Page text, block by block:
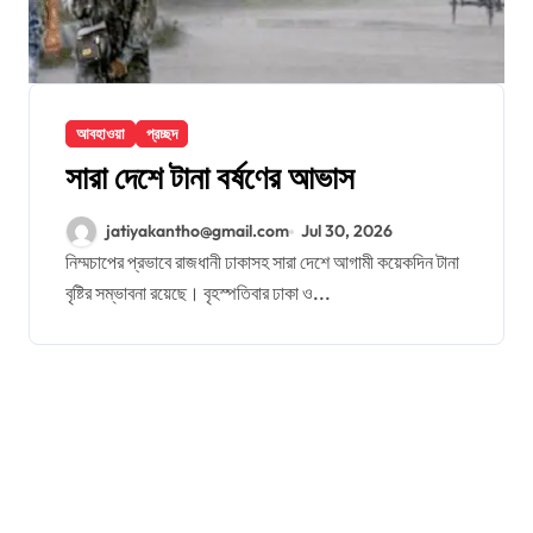
আবহাওয়া প্রচ্ছদ
সারা দেশে টানা বর্ষণের আভাস
jatiyakantho@gmail.com Jul 30, 2026
নিম্মচাপের প্রভাবে রাজধানী ঢাকাসহ সারা দেশে আগামী কয়েকদিন টানা
বৃষ্টির সম্ভাবনা রয়েছে। বৃহস্পতিবার ঢাকা ও...